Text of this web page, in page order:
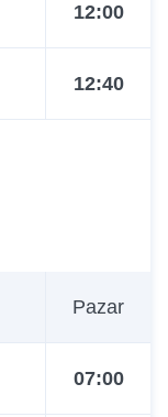
12:00
12:40
14:40
15:20
Pazar
07:00